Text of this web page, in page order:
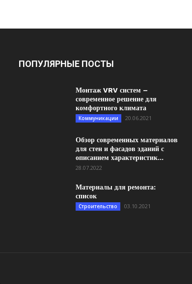
ПОПУЛЯРНЫЕ ПОСТЫ
Монтаж VRV систем –
современное решение для
комфортного климата
Коммуникации 20.06.2021
Обзор современных материалов
для стен и фасадов зданий с
описанием характеристик...
28.07.2022
Материалы для ремонта:
список
Строительство 03.10.2021